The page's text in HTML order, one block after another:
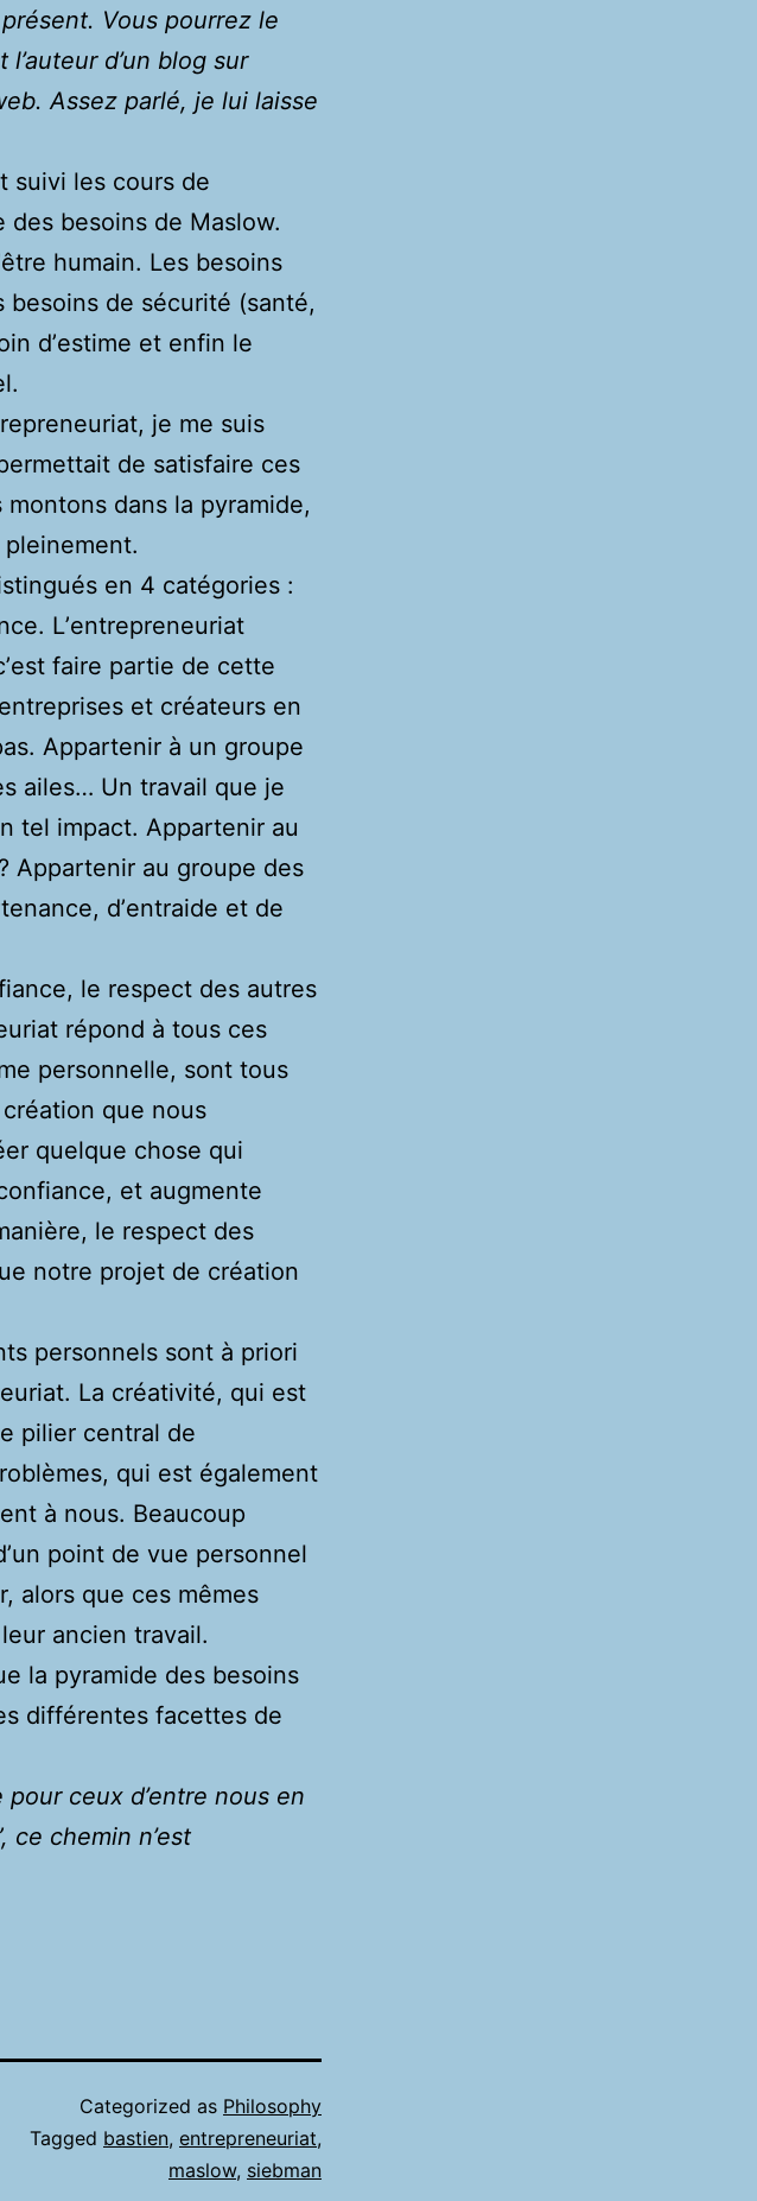
Vous pourrez le
l’auteur d’un blog sur
Assez parlé, je lui laisse
suivi les cours de
besoins de Maslow.
humain. Les besoins
besoins de sécurité (santé,
dʼestime et enfin le
je me suis
de satisfaire ces
dans la pyramide,
en 4 catégories :
Lʼentrepreneuriat
faire partie de cette
et créateurs en
Appartenir à un groupe
ailes… Un travail que je
tel impact. Appartenir au
Appartenir au groupe des
dʼentraide et de
le respect des autres
répond à tous ces
personnelle, sont tous
que nous
quelque chose qui
et augmente
le respect des
notre projet de création
personnels sont à priori
La créativité, qui est
pilier central de
qui est également
à nous. Beaucoup
point de vue personnel
alors que ces mêmes
ancien travail.
la pyramide des besoins
différentes facettes de
ceux d’entre nous en
ce chemin n’est
Categorized as Philosophy
Tagged bastien, entrepreneuriat,
maslow, siebman